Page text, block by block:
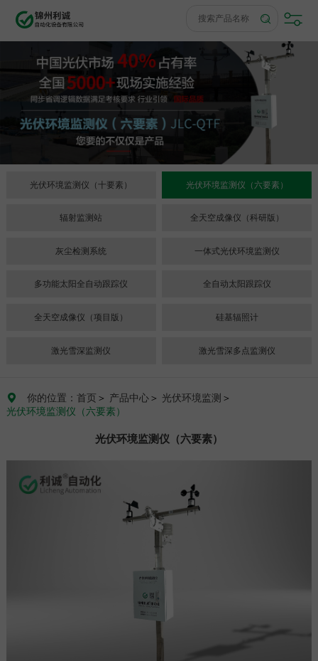
光伏环境监测仪（十要素） 光伏环境监测仪（六要素）
辐射监测站 全天空成像仪（科研版）
灰尘检测系统 一体式光伏环境监测仪
多功能太阳全自动跟踪仪 全自动太阳跟踪仪
全天空成像仪（项目版） 硅基辐照计
激光雪深监测仪 激光雪深多点监测仪
 你的位置：首页 ＞ 产品中心＞ 光伏环境监测 ＞
光伏环境监测仪（六要素）
光伏环境监测仪（六要素）